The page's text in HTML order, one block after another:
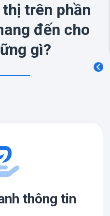
trên phần
đến cho
gì?
thông tin